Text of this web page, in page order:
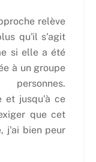
relève
qu'il s'agit
si elle a été
à un groupe
et jusqu'à ce
que cet
j'ai bien peur